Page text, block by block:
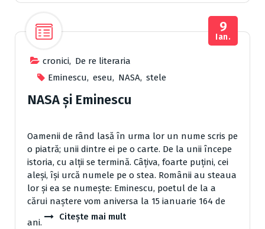
cronici, De re literaria
Eminescu, eseu, NASA, stele
9
Ian.
NASA şi Eminescu
Oamenii de rând lasă în urma lor un nume scris pe
o piatră; unii dintre ei pe o carte. De la unii începe
istoria, cu alţii se termină. Câţiva, foarte puţini, cei
aleşi, îşi urcă numele pe o stea. Românii au steaua
lor şi ea se numeşte: Eminescu, poetul de la a
cărui naştere vom aniversa la 15 ianuarie 164 de
ani.
Citește mai mult